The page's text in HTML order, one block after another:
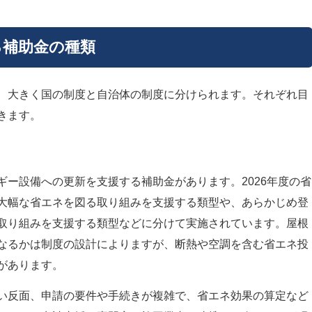
助金の種類
大きく国の制度と自治体の制度に分けられます。それぞれ目
ます。
ー設備への更新を支援する補助金があります。2026年度の省
幅な省エネを図る取り組みを支援する類型や、あらかじめ登
り組みを支援する類型などに分けて実施されています。屋根
るかは制度の設計によりますが、断熱や空調を含む省エネ投
あります。
反面、申請の要件や手続きが複雑で、省エネ効果の算定など